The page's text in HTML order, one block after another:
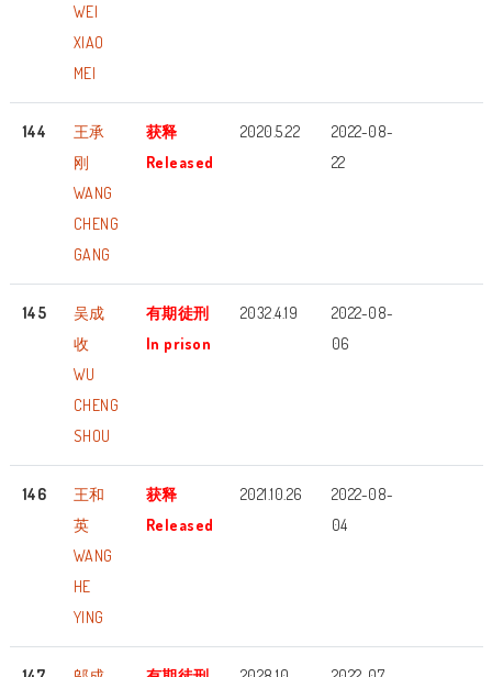
WEI
XIAO
MEI
144
王承
刚
WANG
CHENG
GANG
获释
Released
2020.5.22
2022-08-
22
145
吴成
收
WU
CHENG
SHOU
有期徒刑
In prison
2032.4.19
2022-08-
06
146
王和
英
WANG
HE
YING
获释
Released
2021.10.26
2022-08-
04